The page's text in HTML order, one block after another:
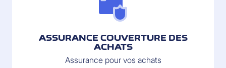
ASSURANCE COUVERTURE DES
ACHATS
Assurance pour vos achats